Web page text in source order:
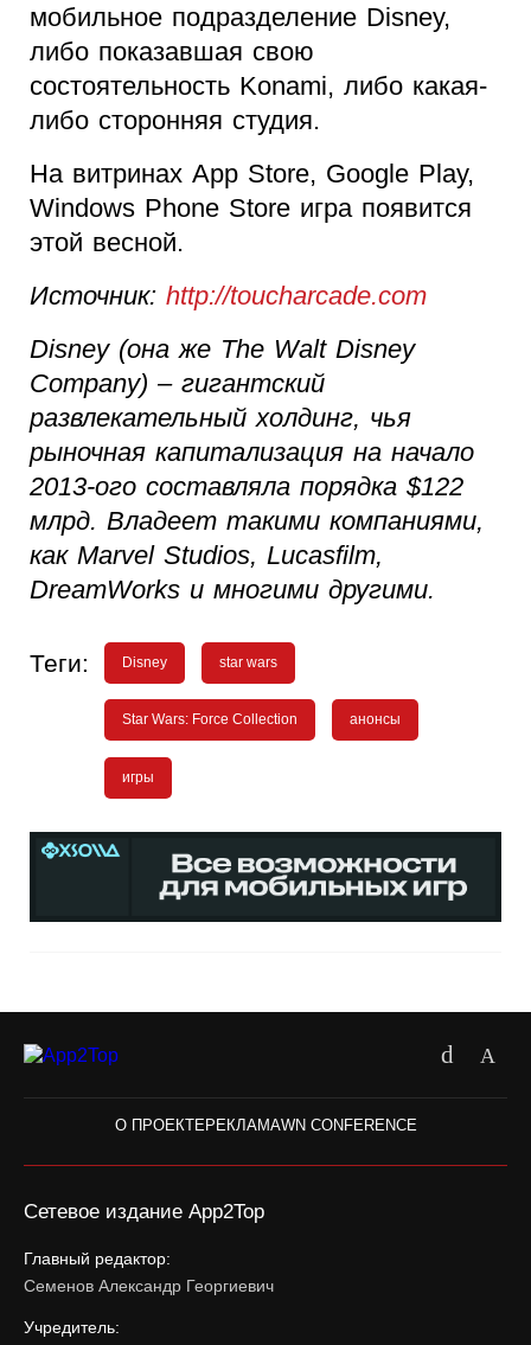
мобильное подразделение Disney,
либо показавшая свою
состоятельность Konami, либо какая-
либо сторонняя студия.
На витринах App Store, Google Play,
Windows Phone Store игра появится
этой весной.
Источник: http://toucharcade.com
Disney (она же The Walt Disney
Company) – гигантский
развлекательный холдинг, чья
рыночная капитализация на начало
2013-ого составляла порядка $122
млрд. Владеет такими компаниями,
как Marvel Studios, Lucasfilm,
DreamWorks и многими другими.
Теги: Disney star wars
Star Wars: Force Collection анонсы
игры
О ПРОЕКТЕРЕКЛАМАWN CONFERENCE
Сетевое издание App2Top
Главный редактор:
Семенов Александр Георгиевич
Учредитель: